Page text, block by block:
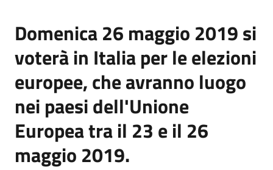
Domenica 26 maggio 2019 si
voterà in Italia per le elezioni
europee, che avranno luogo
nei paesi dell'Unione
Europea tra il 23 e il 26
maggio 2019.